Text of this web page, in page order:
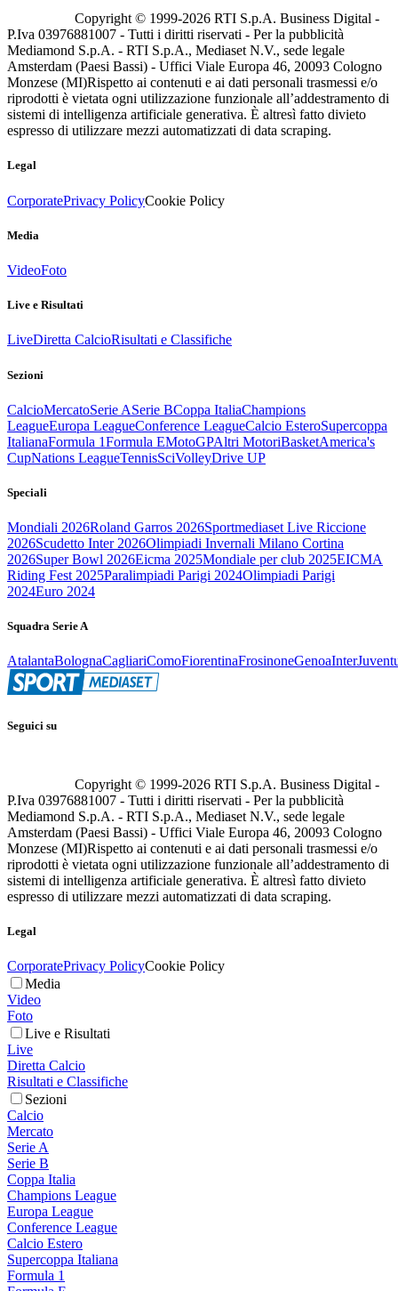
Copyright © 1999-2026 RTI S.p.A. Business Digital -
P.Iva 03976881007 - Tutti i diritti riservati - Per la pubblicità
Mediamond S.p.A. - RTI S.p.A., Mediaset N.V., sede legale
Amsterdam (Paesi Bassi) - Uffici Viale Europa 46, 20093 Cologno
Monzese (MI)Rispetto ai contenuti e ai dati personali trasmessi e/o
riprodotti è vietata ogni utilizzazione funzionale all’addestramento di
sistemi di intelligenza artificiale generativa. È altresì fatto divieto
espresso di utilizzare mezzi automatizzati di data scraping.
Legal
CorporatePrivacy PolicyCookie Policy
Media
VideoFoto
Live e Risultati
LiveDiretta CalcioRisultati e Classifiche
Sezioni
CalcioMercatoSerie ASerie BCoppa ItaliaChampions
LeagueEuropa LeagueConference LeagueCalcio EsteroSupercoppa
ItalianaFormula 1Formula EMotoGPAltri MotoriBasketAmerica's
CupNations LeagueTennisSciVolleyDrive UP
Speciali
Mondiali 2026Roland Garros 2026Sportmediaset Live Riccione
2026Scudetto Inter 2026Olimpiadi Invernali Milano Cortina
2026Super Bowl 2026Eicma 2025Mondiale per club 2025EICMA
Riding Fest 2025Paralimpiadi Parigi 2024Olimpiadi Parigi
2024Euro 2024
Squadra Serie A
AtalantaBolognaCagliariComoFiorentinaFrosinoneGenoaInter
Seguici su
Copyright © 1999-2026 RTI S.p.A. Business Digital -
P.Iva 03976881007 - Tutti i diritti riservati - Per la pubblicità
Mediamond S.p.A. - RTI S.p.A., Mediaset N.V., sede legale
Amsterdam (Paesi Bassi) - Uffici Viale Europa 46, 20093 Cologno
Monzese (MI)Rispetto ai contenuti e ai dati personali trasmessi e/o
riprodotti è vietata ogni utilizzazione funzionale all’addestramento di
sistemi di intelligenza artificiale generativa. È altresì fatto divieto
espresso di utilizzare mezzi automatizzati di data scraping.
Legal
CorporatePrivacy PolicyCookie Policy
Media
Video
Foto
Live e Risultati
Live
Diretta Calcio
Risultati e Classifiche
Sezioni
Calcio
Mercato
Serie A
Serie B
Coppa Italia
Champions League
Europa League
Conference League
Calcio Estero
Supercoppa Italiana
Formula 1